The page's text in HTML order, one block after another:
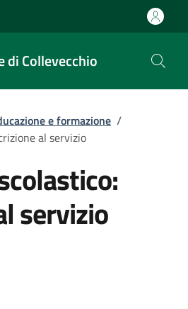
di Collevecchio
e formazione /
al servizio
servizio